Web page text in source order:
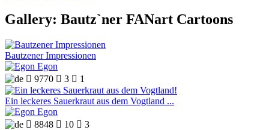
Gallery: Bautz`ner FANart Cartoons
Bautzener Impressionen
Egon
 9770  3  1
Ein leckeres Sauerkraut aus dem Vogtland ...
Egon
 8848  10  3